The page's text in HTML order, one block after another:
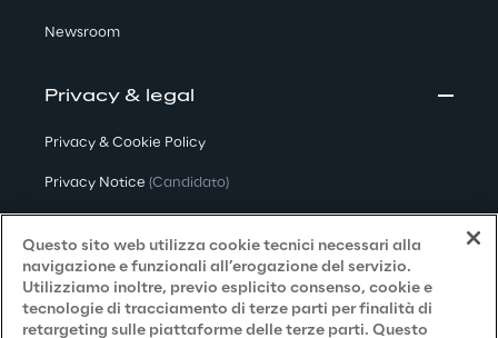
Newsroom
Privacy & legal
Privacy & Cookie Policy
Privacy Notice (Candidato)
Privacy Notice(Fornitore)
Privacy Notice (Marketing)
Questo sito web utilizza cookie tecnici necessari alla
navigazione e funzionali all’erogazione del servizio.
Utilizziamo inoltre, previo esplicito consenso, cookie e
tecnologie di tracciamento di terze parti per finalità di
retargeting sulle piattaforme delle terze parti. Questo